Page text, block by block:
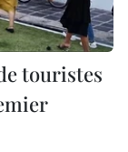
touristes